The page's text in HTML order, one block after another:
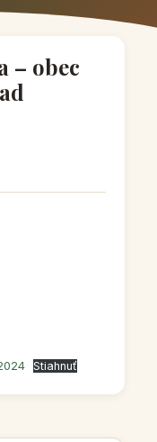
– obec
Stiahnuť